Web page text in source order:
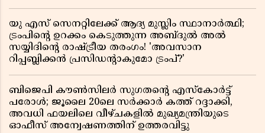
യു എസ് സെനറ്റിലേക്ക് ആദ്യ മുസ്ലിം സ്ഥാനാർത്ഥി;
ട്രംപിന്റെ ഉറക്കം കെടുത്തുന്ന അബ്ദുൽ അൽ
സയ്യിദിന്റെ രാഷ്ട്രീയ തരംഗം! 'അവസാന
റിപ്പബ്ലിക്കൻ പ്രസിഡന്റാകുമോ ട്രംപ്?'
ബിജെപി കൗൺസിലർ സുഗതന്റെ എസ്‌കോർട്ട്
പരോൾ; ജൂലൈ 20ലെ സർക്കാർ കത്ത് റദ്ദാക്കി,
അവധി ഫയലിലെ വീഴ്ചകളിൽ മുഖ്യമന്ത്രിയുടെ
ഓഫീസ് അന്വേഷണത്തിന് ഉത്തരവിട്ടു